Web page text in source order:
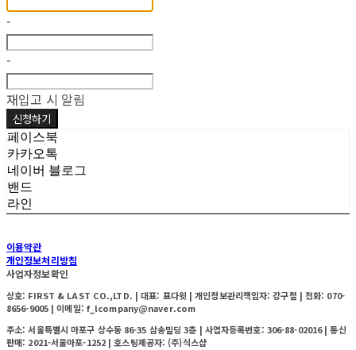
-
-
재입고 시 알림
신청하기
페이스북
카카오톡
네이버 블로그
밴드
라인
이용약관
개인정보처리방침
사업자정보확인
상호: FIRST & LAST CO.,LTD. | 대표: 표다윗 | 개인정보관리책임자: 강구철 | 전화: 070-
8656-9005 | 이메일: f_lcompany@naver.com
주소: 서울특별시 마포구 상수동 86-35 삼송빌딩 3층 | 사업자등록번호: 306-88-02016| 통신
판매: 2021-서울마포-1252 | 호스팅제공자: (주)식스샵